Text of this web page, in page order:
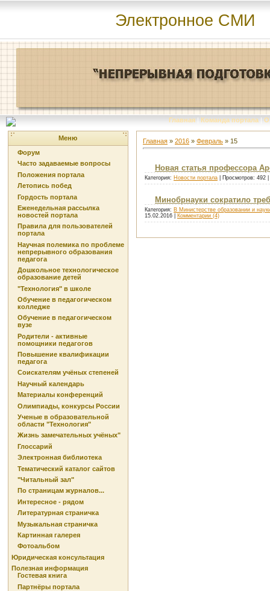
Электронное СМИ
Главная | Команда портала | О
Меню
Форум
Часто задаваемые вопросы
Положения портала
Летопись побед
Гордость портала
Еженедельная рассылка
новостей портала
Правила для пользователей
портала
Научная полемика по проблеме
непрерывного образования
педагога
Дошкольное технологическое
образование детей
"Технология" в школе
Обучение в педагогическом
колледже
Обучение в педагогическом
вузе
Родители - активные
помощники педагогов
Повышение квалификации
педагога
Соискателям учёных степеней
Научный календарь
Материалы конференций
Олимпиады, конкурсы России
Ученые в образовательной
области "Технология"
Жизнь замечательных учёных"
Глоссарий
Электронная библиотека
Тематический каталог сайтов
"Читальный зал"
По страницам журналов...
Интересное - рядом
Литературная страничка
Музыкальная страничка
Картинная галерея
Фотоальбом
Юридическая консультация
Полезная информация
Гостевая книга
Партнёры портала
Главная » 2016 » Февраль » 15
Новая статья профессора
Категория: Новости портала | Просмотров: 492
Минобрнауки сократило
Категория: В Министерстве образовании и
15.02.2016
Комментарии (4)